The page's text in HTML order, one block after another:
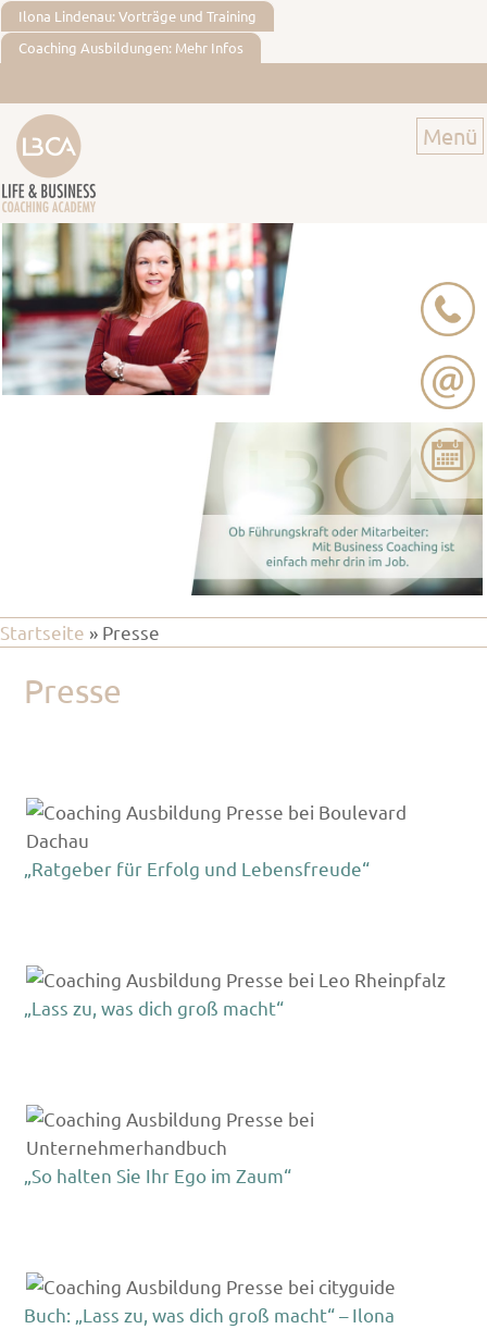
Ilona Lindenau: Vorträge und Training
Coaching Ausbildungen: Mehr Infos
Menü
Startseite » Presse
Presse
„Ratgeber für Erfolg und Lebensfreude“
„Lass zu, was dich groß macht“
„So halten Sie Ihr Ego im Zaum“
Buch: „Lass zu, was dich groß macht“ – Ilona